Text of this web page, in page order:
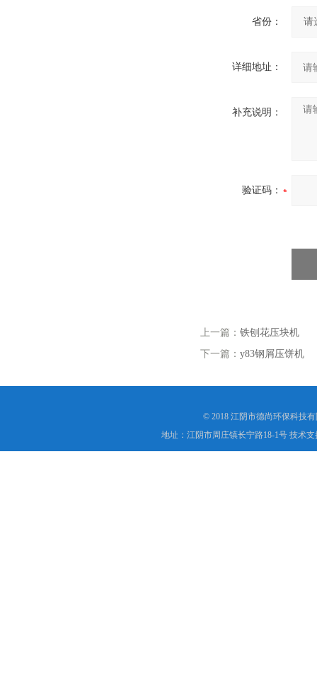
省份：
详细地址：
补充说明：
验证码：
上一篇： 铁刨花压块机
下一篇： y83钢屑压饼机
© 2018 江阴市德尚环保科技
地址：江阴市周庄镇长宁路18-1号 技术